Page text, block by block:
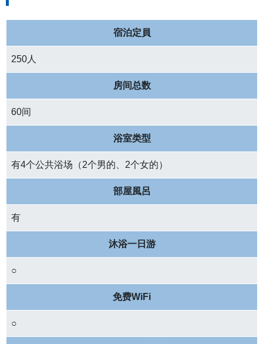
宿泊定員
250人
房间总数
60间
浴室类型
有4个公共浴场（2个男的、2个女的）
部屋風呂
有
沐浴一日游
○
免费WiFi
○